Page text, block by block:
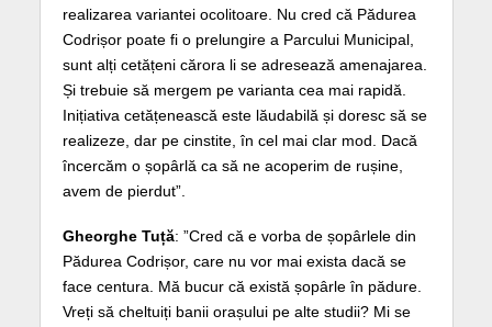
realizarea variantei ocolitoare. Nu cred că Pădurea
Codrișor poate fi o prelungire a Parcului Municipal,
sunt alți cetățeni cărora li se adresează amenajarea.
Și trebuie să mergem pe varianta cea mai rapidă.
Inițiativa cetățenească este lăudabilă și doresc să se
realizeze, dar pe cinstite, în cel mai clar mod. Dacă
încercăm o șopârlă ca să ne acoperim de rușine,
avem de pierdut”.
Gheorghe Tuță: ”Cred că e vorba de șopârlele din
Pădurea Codrișor, care nu vor mai exista dacă se
face centura. Mă bucur că există șopârle în pădure.
Vreți să cheltuiți banii orașului pe alte studii? Mi se